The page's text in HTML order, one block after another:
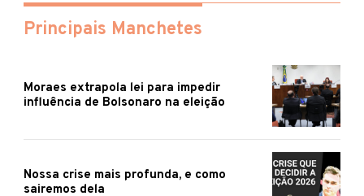
Principais Manchetes
Moraes extrapola lei para impedir
influência de Bolsonaro na eleição
Nossa crise mais profunda, e como
sairemos dela